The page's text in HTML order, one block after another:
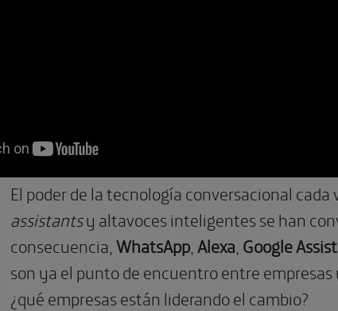
El poder de la tecnología conversacional
assistantsy altavoces inteligentes se han
consecuencia, WhatsApp Alexa Google
son ya el punto de encuentro entre
¿qué empresas están liderando el cambio?